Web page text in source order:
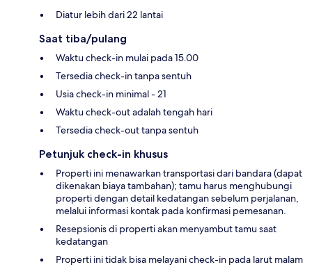
Diatur lebih dari 22 lantai
Saat tiba/pulang
Waktu check-in mulai pada 15.00
Tersedia check-in tanpa sentuh
Usia check-in minimal - 21
Waktu check-out adalah tengah hari
Tersedia check-out tanpa sentuh
Petunjuk check-in khusus
Properti ini menawarkan transportasi dari bandara (dapat
dikenakan biaya tambahan); tamu harus menghubungi
properti dengan detail kedatangan sebelum perjalanan,
melalui informasi kontak pada konfirmasi pemesanan.
Resepsionis di properti akan menyambut tamu saat
kedatangan
Properti ini tidak bisa melayani check-in pada larut malam